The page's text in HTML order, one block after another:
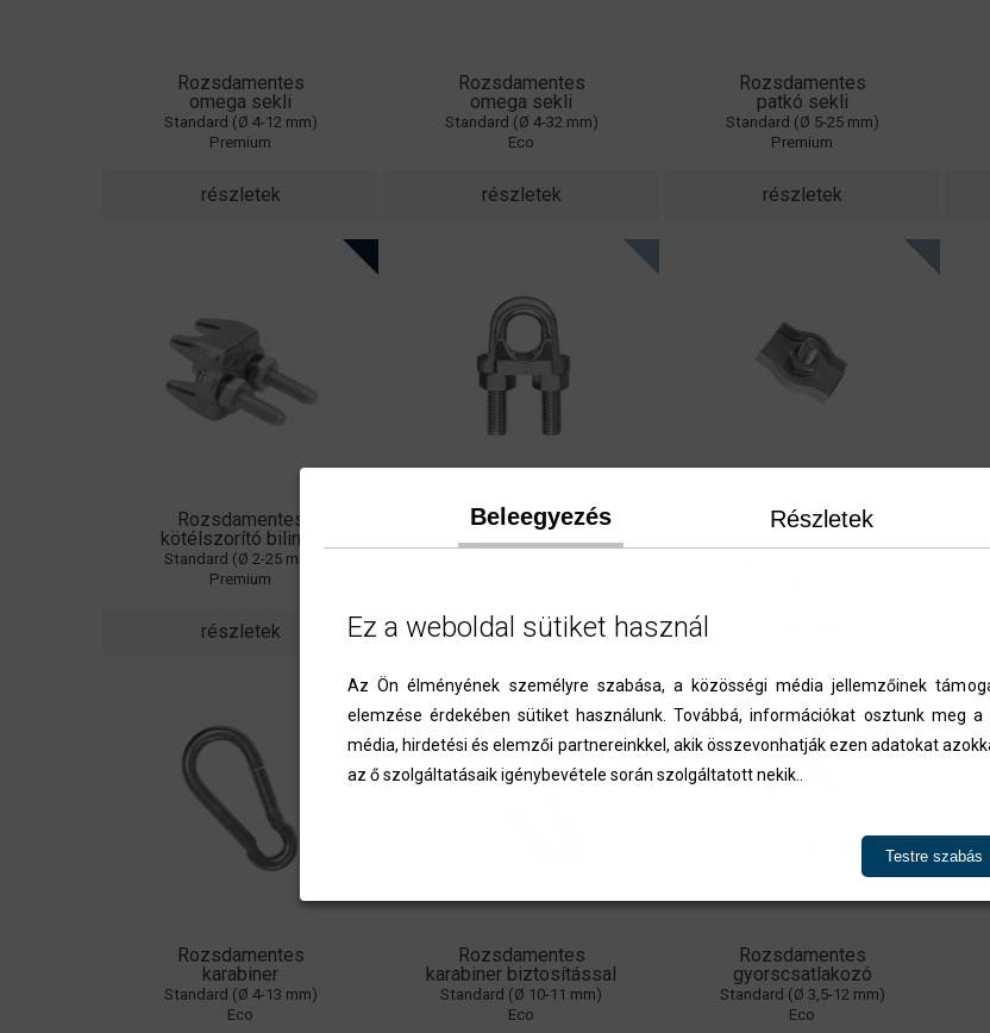
Rozsdamentes
omega sekli
Standard (Ø 4-12 mm)
Premium
részletek
Rozsdamentes
omega sekli
Standard (Ø 4-32 mm)
Eco
részletek
Rozsdamentes
patkó sekli
Standard (Ø 5-25 mm)
Premium
részletek
Rozsdamentes
kötélszorító bilincs
Standard (Ø 2-25 mm)
Premium
részletek
Rozsdamentes
kötélszorító bilincs
részletek
Rozsdamentes
Rozsdamentes
karabiner
Standard (Ø 4-13 mm)
Eco
Rozsdamentes
karabiner biztosítással
Standard (Ø 10-11 mm)
Eco
Rozsdamentes
gyorscsatlakozó
Standard (Ø 3,5-12 mm)
Eco
Beleegyezés Részletek
Ez a weboldal sütiket használ
Az Ön élményének személyre szabása, a közösségi média jellemzőinek
elemzése érdekében sütiket használunk. Továbbá, információkat osztunk meg
média, hirdetési és elemzői partnereinkkel, akik összevonhatják ezen adatokat
az ő szolgáltatásaik igénybevétele során szolgáltatott nekik..
Testre szabás